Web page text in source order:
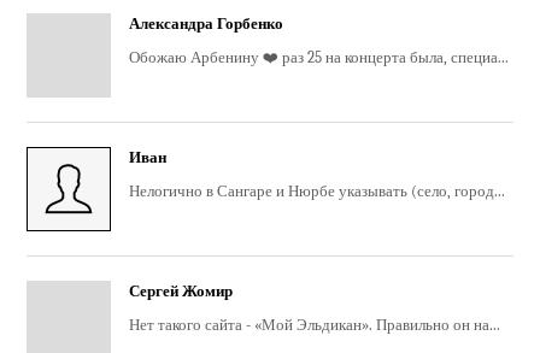
Александра Горбенко
Обожаю Арбенину ❤️ раз 25 на концерта была, специа...
Иван
Нелогично в Сангаре и Нюрбе указывать (село, город...
Сергей Жомир
Нет такого сайта - «Мой Эльдикан». Правильно он на...